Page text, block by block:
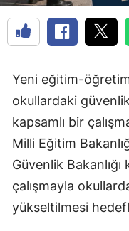
Yeni eğitim-
okullardaki
kapsamlı bir
Milli Eğitim
Güvenlik
çalışmayla
yükseltilmesi